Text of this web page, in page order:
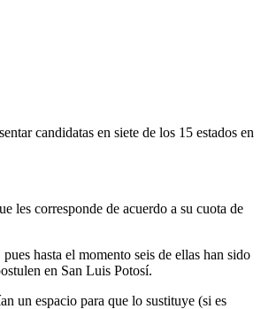
candidatas en siete de los 15 estados en
les corresponde de acuerdo a su cuota de
hasta el momento seis de ellas han sido
en San Luis Potosí.
un espacio para que lo sustituye (si es